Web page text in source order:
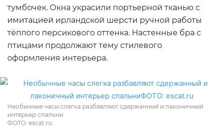
тумбочек. Окна украсили портьерной тканью с
имитацией ирландской шерсти ручной работы
тёплого персикового оттенка. Настенные бра с
птицами продолжают тему стилевого
оформления интерьера.
Необычные часы слегка разбавляют сдержанный и лаконичный
интерьер спальни
ФОТО: escat.ru